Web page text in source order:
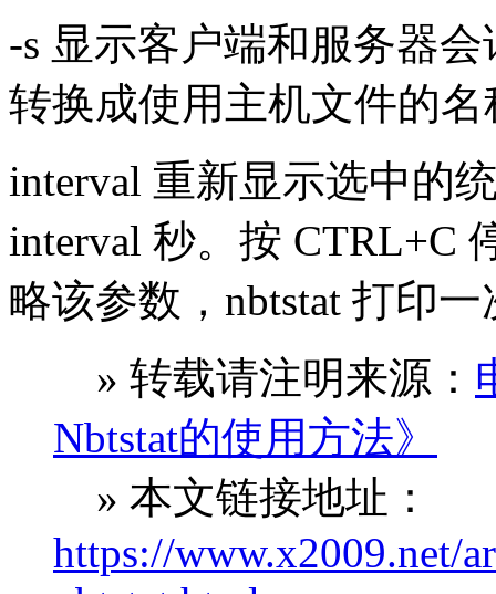
-s 显示客户端和服务器
转换成使用主机文件的名
interval 重新显示选中的
interval 秒。按 CTRL+C
略该参数，nbtstat 打印
» 转载请注明来源：
Nbtstat的使用方法》
» 本文链接地址：
https://www.x2009.net/